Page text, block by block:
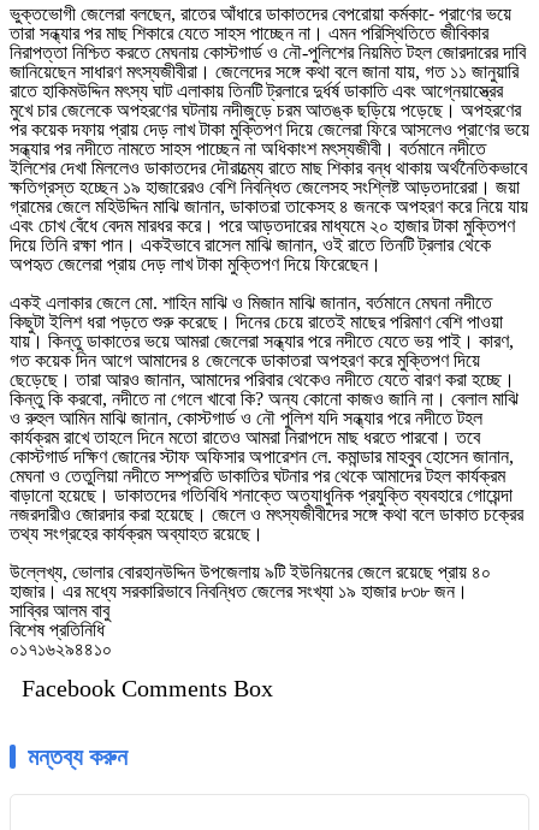
ভুক্তভোগী জেলেরা বলছেন, রাতের আঁধারে ডাকাতদের বেপরোয়া কর্মকা-ে প্রাণের ভয়ে
তারা সন্ধ্যার পর মাছ শিকারে যেতে সাহস পাচ্ছেন না। এমন পরিস্থিতিতে জীবিকার
নিরাপত্তা নিশ্চিত করতে মেঘনায় কোস্টগার্ড ও নৌ-পুলিশের নিয়মিত টহল জোরদারের দাবি
জানিয়েছেন সাধারণ মৎস্যজীবীরা। জেলেদের সঙ্গে কথা বলে জানা যায়, গত ১১ জানুয়ারি
রাতে হাকিমউদ্দিন মৎস্য ঘাট এলাকায় তিনটি ট্রলারে দুর্ধর্ষ ডাকাতি এবং আগ্নেয়াস্ত্রের
মুখে চার জেলেকে অপহরণের ঘটনায় নদীজুড়ে চরম আতঙ্ক ছড়িয়ে পড়েছে। অপহরণের
পর কয়েক দফায় প্রায় দেড় লাখ টাকা মুক্তিপণ দিয়ে জেলেরা ফিরে আসলেও প্রাণের ভয়ে
সন্ধ্যার পর নদীতে নামতে সাহস পাচ্ছেন না অধিকাংশ মৎস্যজীবী। বর্তমানে নদীতে
ইলিশের দেখা মিললেও ডাকাতদের দৌরাত্ম্যে রাতে মাছ শিকার বন্ধ থাকায় অর্থনৈতিকভাবে
ক্ষতিগ্রস্ত হচ্ছেন ১৯ হাজারেরও বেশি নিবন্ধিত জেলেসহ সংশ্লিষ্ট আড়তদারেরা। জয়া
গ্রামের জেলে মহিউদ্দিন মাঝি জানান, ডাকাতরা তাকেসহ ৪ জনকে অপহরণ করে নিয়ে যায়
এবং চোখ বেঁধে বেদম মারধর করে। পরে আড়তদারের মাধ্যমে ২০ হাজার টাকা মুক্তিপণ
দিয়ে তিনি রক্ষা পান। একইভাবে রাসেল মাঝি জানান, ওই রাতে তিনটি ট্রলার থেকে
অপহৃত জেলেরা প্রায় দেড় লাখ টাকা মুক্তিপণ দিয়ে ফিরেছেন।
একই এলাকার জেলে মো. শাহিন মাঝি ও মিজান মাঝি জানান, বর্তমানে মেঘনা নদীতে
কিছুটা ইলিশ ধরা পড়তে শুরু করেছে। দিনের চেয়ে রাতেই মাছের পরিমাণ বেশি পাওয়া
যায়। কিন্তু ডাকাতের ভয়ে আমরা জেলেরা সন্ধ্যার পরে নদীতে যেতে ভয় পাই। কারণ,
গত কয়েক দিন আগে আমাদের ৪ জেলেকে ডাকাতরা অপহরণ করে মুক্তিপণ দিয়ে
ছেড়েছে। তারা আরও জানান, আমাদের পরিবার থেকেও নদীতে যেতে বারণ করা হচ্ছে।
কিন্তু কি করবো, নদীতে না গেলে খাবো কি? অন্য কোনো কাজও জানি না। বেলাল মাঝি
ও রুহুল আমিন মাঝি জানান, কোস্টগার্ড ও নৌ পুলিশ যদি সন্ধ্যার পরে নদীতে টহল
কার্যক্রম রাখে তাহলে দিনে মতো রাতেও আমরা নিরাপদে মাছ ধরতে পারবো। তবে
কোস্টগার্ড দক্ষিণ জোনের স্টাফ অফিসার অপারেশন লে. কমান্ডার মাহবুব হোসেন জানান,
মেঘনা ও তেতুলিয়া নদীতে সম্প্রতি ডাকাতির ঘটনার পর থেকে আমাদের টহল কার্যক্রম
বাড়ানো হয়েছে। ডাকাতদের গতিবিধি শনাক্তে অত্যাধুনিক প্রযুক্তি ব্যবহারে গোয়েন্দা
নজরদারীও জোরদার করা হয়েছে। জেলে ও মৎস্যজীবীদের সঙ্গে কথা বলে ডাকাত চক্রের
তথ্য সংগ্রহের কার্যক্রম অব্যাহত রয়েছে।
উল্লেখ্য, ভোলার বোরহানউদ্দিন উপজেলায় ৯টি ইউনিয়নের জেলে রয়েছে প্রায় ৪০
হাজার। এর মধ্যে সরকারিভাবে নিবন্ধিত জেলের সংখ্যা ১৯ হাজার ৮৩৮ জন।
সাব্বির আলম বাবু
বিশেষ প্রতিনিধি
০১৭১৬২৯৪৪১০
Facebook Comments Box
মন্তব্য করুন